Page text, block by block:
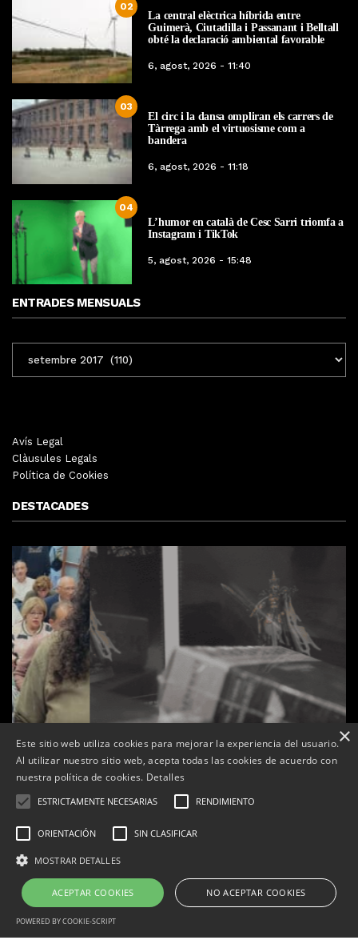
02
La central elèctrica híbrida entre
Guimerà, Ciutadilla i Passanant i Belltall
obté la declaració ambiental favorable
6, agost, 2026 - 11:40
03
El circ i la dansa ompliran els carrers de
Tàrrega amb el virtuosisme com a
bandera
6, agost, 2026 - 11:18
04
L’humor en català de Cesc Sarri triomfa a
Instagram i TikTok
5, agost, 2026 - 15:48
ENTRADES MENSUALS
MENSUALS
Avís Legal
Clàusules Legals
Política de Cookies
DESTACADES
de referència de Warhammer a Lleida
Per Tàrrega Televisió 22, abril, 2026 - 08:10
×
Este sitio web utiliza cookies para mejorar la experiencia del usuario.
Al utilizar nuestro sitio web, acepta todas las cookies de acuerdo con
nuestra política de cookies. Detalles
ESTRICTAMENTE NECESARIAS RENDIMIENTO
ORIENTACIÓN SIN CLASIFICAR
MOSTRAR DETALLES
ACEPTAR COOKIES NO ACEPTAR COOKIES
POWERED BY COOKIE-SCRIPT